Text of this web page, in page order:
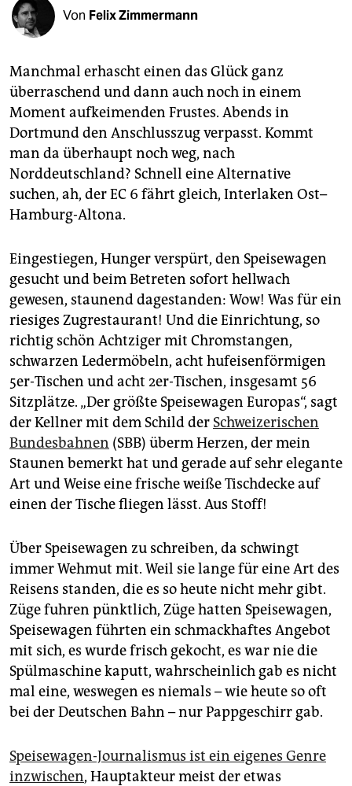
shop
unterstützen
abo
genossenschaft
epaper login
Von Felix Zimmermann
Manchmal erhascht einen das Glück ganz
überraschend und dann auch noch in einem
Moment aufkeimenden Frustes. Abends in
Dortmund den Anschlusszug verpasst. Kommt
man da überhaupt noch weg, nach
Norddeutschland? Schnell eine Alternative
suchen, ah, der EC 6 fährt gleich, Interlaken Ost–
Hamburg-Altona.
Eingestiegen, Hunger verspürt, den Speisewagen
gesucht und beim Betreten sofort hellwach
gewesen, staunend dagestanden: Wow! Was für ein
riesiges Zugrestaurant! Und die Einrichtung, so
richtig schön Achtziger mit Chromstangen,
schwarzen Ledermöbeln, acht huf­eisenförmigen
5er-Tischen und acht 2er-Tischen, insgesamt 56
Sitzplätze. „Der größte Speisewagen Europas“, sagt
der Kellner mit dem Schild der Schweizerischen
Bundesbahnen (SBB) überm Herzen, der mein
Staunen bemerkt hat und gerade auf sehr elegante
Art und Weise eine frische weiße Tischdecke auf
einen der Tische fliegen lässt. Aus Stoff!
Über Speisewagen zu schreiben, da schwingt
immer Wehmut mit. Weil sie lange für eine Art des
Reisens standen, die es so heute nicht mehr gibt.
Züge fuhren pünktlich, Züge hatten Speisewagen,
Speisewagen führten ein schmackhaftes Angebot
mit sich, es wurde frisch gekocht, es war nie die
Spülmaschine kaputt, wahrscheinlich gab es nicht
mal eine, weswegen es niemals – wie heute so oft
bei der Deutschen Bahn – nur Pappgeschirr gab.
Speisewagen-Journalismus ist ein eigenes Genre
inzwischen, Hauptakteur meist der etwas